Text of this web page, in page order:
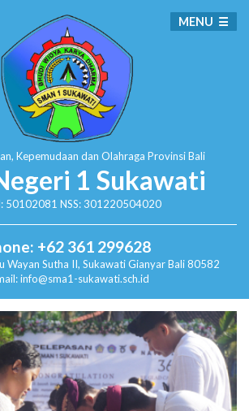
Kepemudaan dan Olahraga Provinsi Bali
1 Sukawati
50102081 NSS: 301220504020
+62 361 299628
Wayan Sutha II, SukawatiGianyar Bali 80582
info@sma1-sukawati.sch.id
MENU